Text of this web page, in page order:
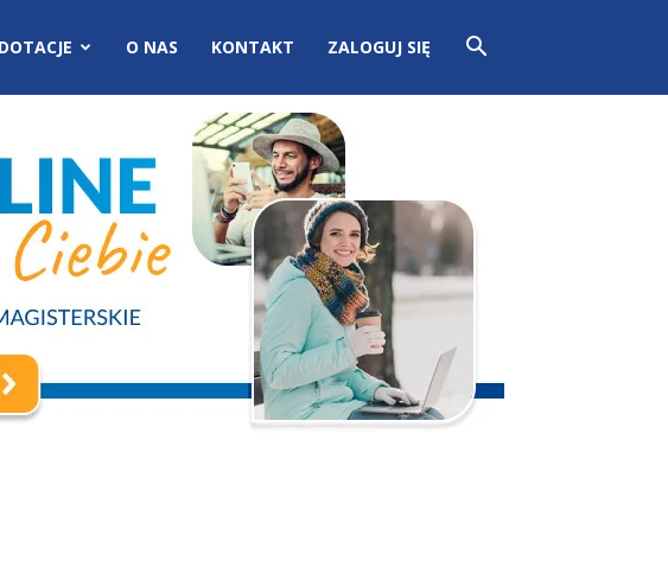
DOTACJE O NAS KONTAKT ZALOGUJ SIĘ